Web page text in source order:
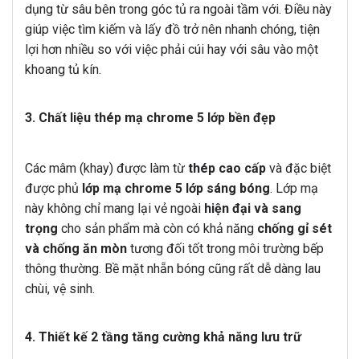
dụng từ sâu bên trong góc tủ ra ngoài tầm với. Điều này
giúp việc tìm kiếm và lấy đồ trở nên nhanh chóng, tiện
lợi hơn nhiều so với việc phải cúi hay với sâu vào một
khoang tủ kín.
3. Chất liệu thép mạ chrome 5 lớp bền đẹp
Các mâm (khay) được làm từ thép cao cấp và đặc biệt
được phủ lớp mạ chrome 5 lớp sáng bóng. Lớp mạ
này không chỉ mang lại vẻ ngoài hiện đại và sang
trọng cho sản phẩm mà còn có khả năng chống gỉ sét
và chống ăn mòn tương đối tốt trong môi trường bếp
thông thường. Bề mặt nhẵn bóng cũng rất dễ dàng lau
chùi, vệ sinh.
4. Thiết kế 2 tầng tăng cường khả năng lưu trữ